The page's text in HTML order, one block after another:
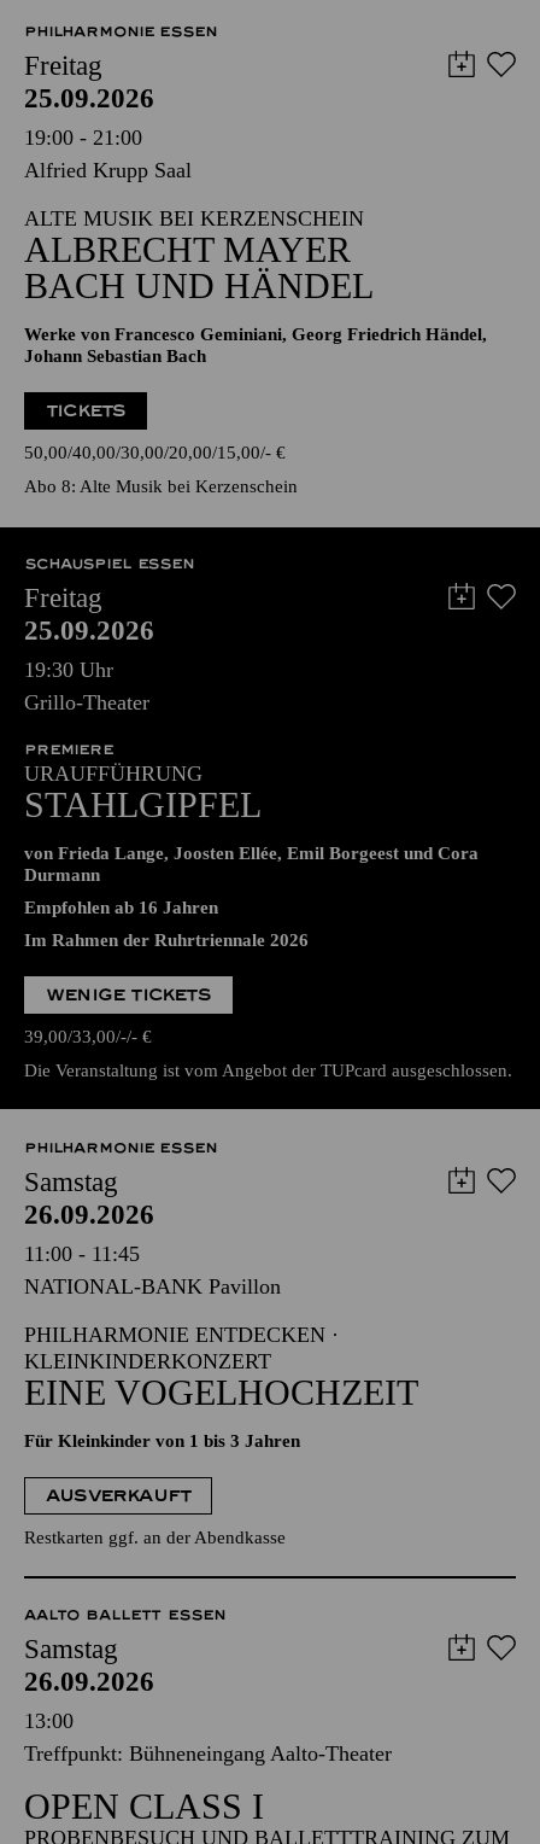
PHILHARMONIE ESSEN
Freitag
25.09.2026
19:00 - 21:00
Alfried Krupp Saal
ALTE MUSIK BEI KERZENSCHEIN
ALBRECHT MAYER
BACH UND HÄNDEL
Werke von Francesco Geminiani, Georg Friedrich Händel,
Johann Sebastian Bach
TICKETS
50,00 40,00 30,00 20,00 15,00 - €
Abo 8: Alte Musik bei Kerzenschein
SCHAUSPIEL ESSEN
Freitag
25.09.2026
19:30 Uhr
Grillo-Theater
PREMIERE
URAUFFÜHRUNG
STAHLGIPFEL
von Frieda Lange, Joosten Ellée, Emil Borgeest und Cora
Durmann
Empfohlen ab 16 Jahren
Im Rahmen der Ruhrtriennale 2026
WENIGE TICKETS
39,00 33,00 - - €
Die Veranstaltung ist vom Angebot der TUPcard ausgeschlossen.
PHILHARMONIE ESSEN
Samstag
26.09.2026
11:00 - 11:45
NATIONAL-BANK Pavillon
PHILHARMONIE ENTDECKEN ·
KLEINKINDERKONZERT
EINE VOGELHOCHZEIT
Für Kleinkinder von 1 bis 3 Jahren
AUSVERKAUFT
Restkarten ggf. an der Abendkasse
AALTO BALLETT ESSEN
Samstag
26.09.2026
13:00
Treffpunkt: Bühneneingang Aalto-Theater
OPEN CLASS I
PROBENBESUCH UND BALLETTTRAINING ZUM